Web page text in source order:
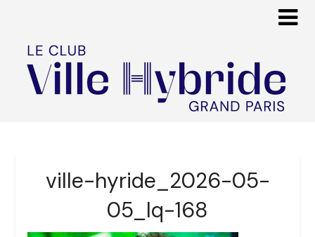
ville-hyride_2026-05-
05_lq-168